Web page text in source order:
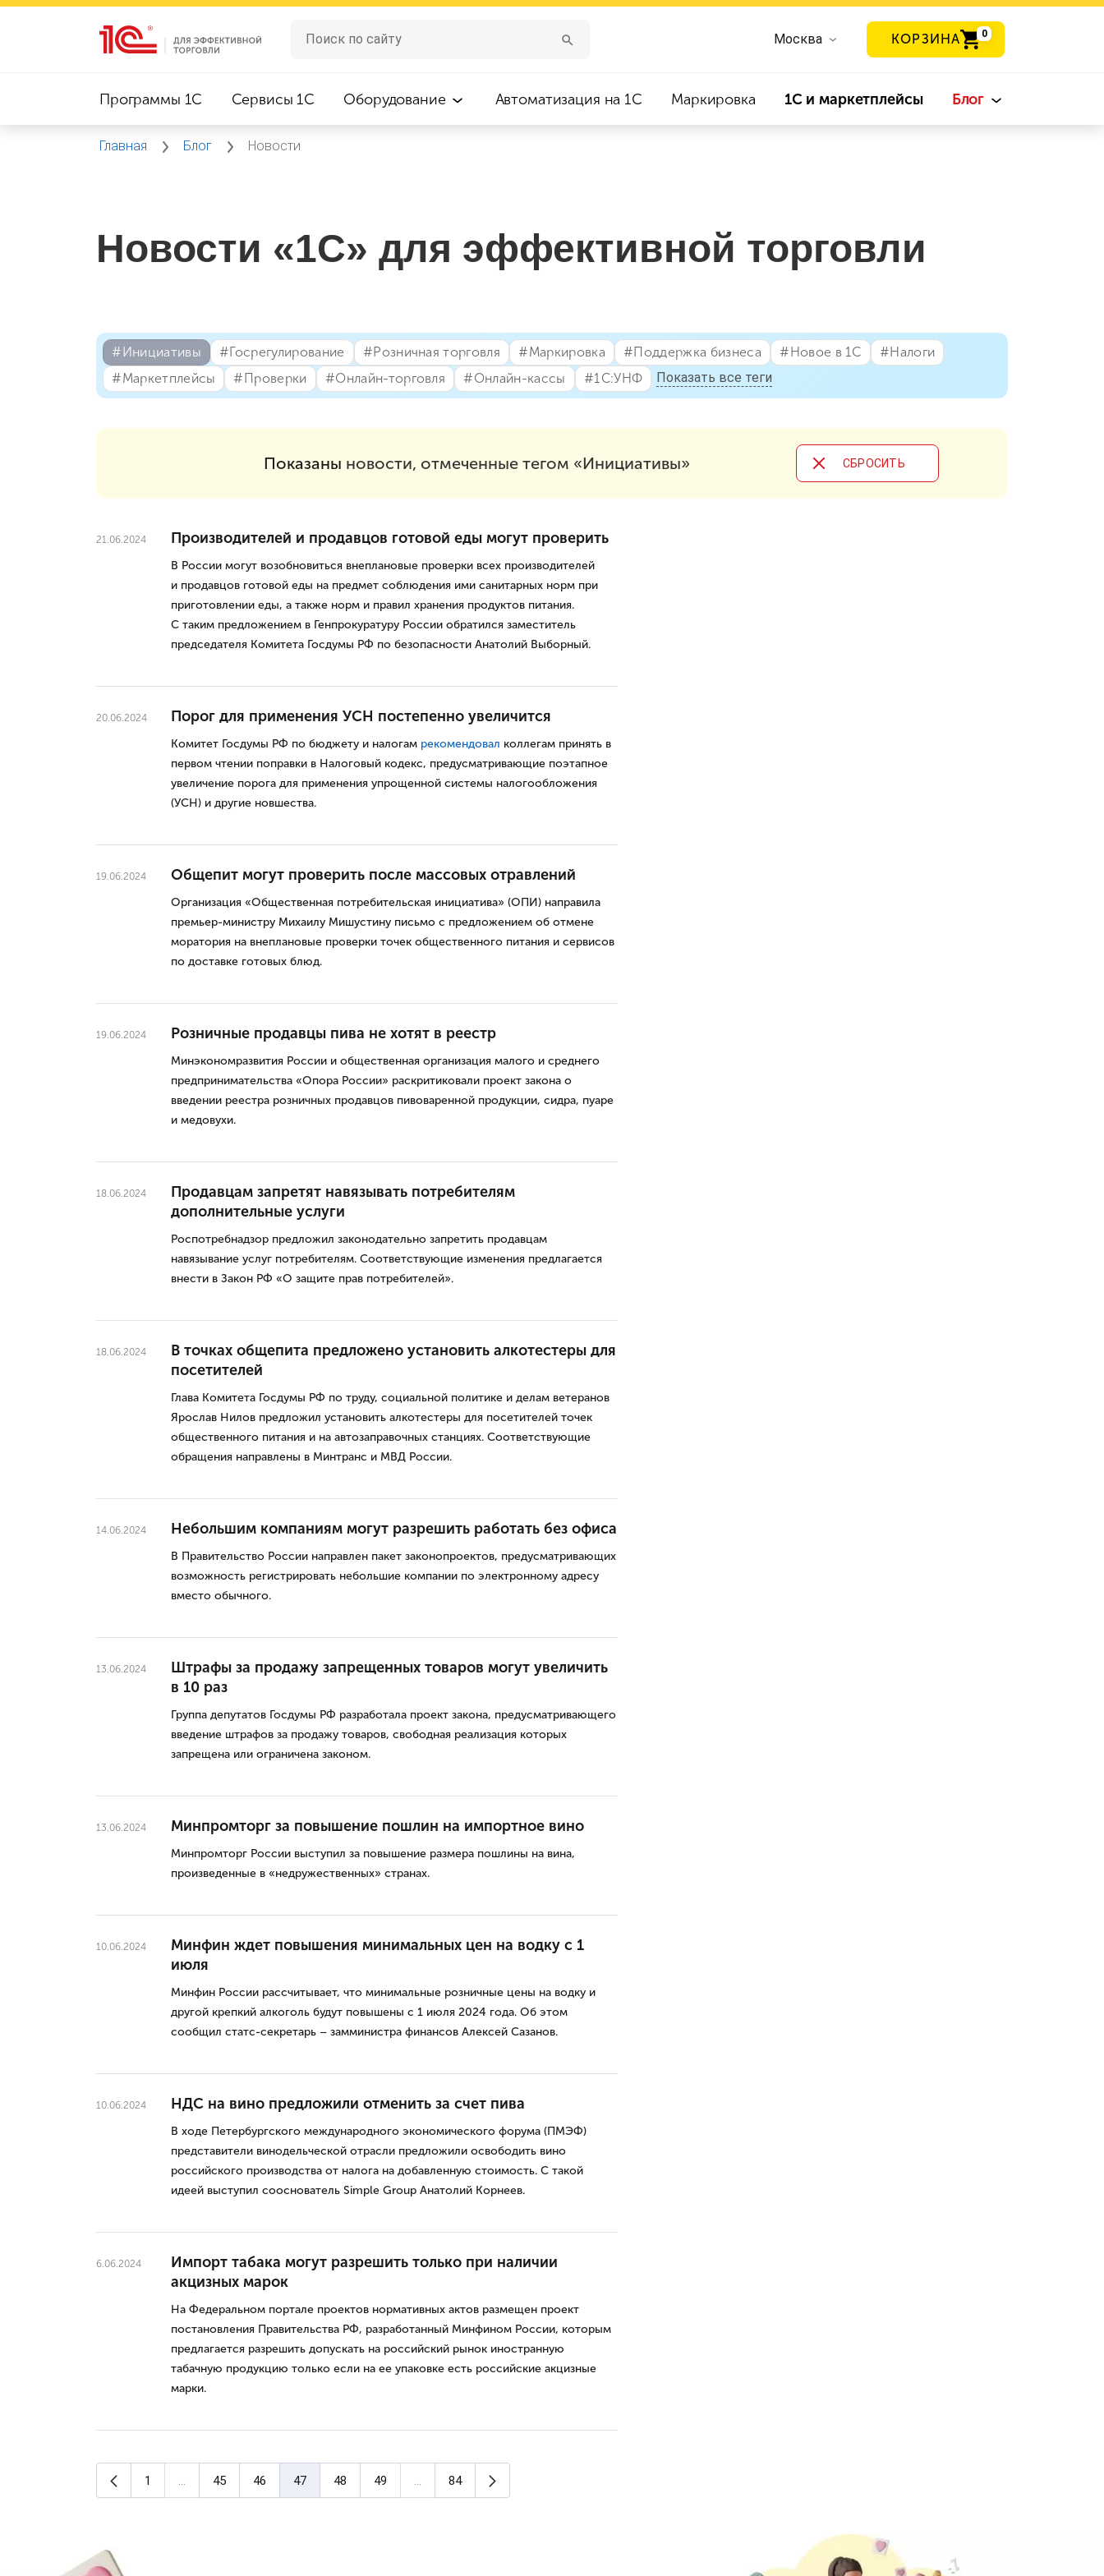
Москва КОРЗИНА 0
Программы 1C Сервисы 1C Оборудование Автоматизация на 1С Маркировка 1С и маркетплейсы Блог
Главная Блог Новости
Новости «1С» для эффективной торговли
#⁣Инициативы #⁣Госрегулирование #⁣Розничная торговля #⁣Маркировка #⁣Поддержка бизнеса #⁣Новое в 1С
#⁣Налоги
#⁣Маркетплейсы
#⁣Проверки #⁣Онлайн-торговля #⁣Онлайн-кассы #⁣1С:УНФ Показать все теги
Показаны новости, отмеченные тегом «Инициативы» CБРОСИТЬ
21.06.2024 Производителей и продавцов готовой еды могут проверить
В России могут возобновиться внеплановые проверки всех производителей
и продавцов готовой еды на предмет соблюдения ими санитарных норм при
приготовлении еды, а также норм и правил хранения продуктов питания.
С таким предложением в Генпрокуратуру России обратился заместитель
председателя Комитета Госдумы РФ по безопасности Анатолий Выборный.
20.06.2024 Порог для применения УСН постепенно увеличится
Комитет Госдумы РФ по бюджету и налогам рекомендовал коллегам принять в
первом чтении поправки в Налоговый кодекс, предусматривающие поэтапное
увеличение порога для применения упрощенной системы налогообложения
(УСН) и другие новшества.
19.06.2024 Общепит могут проверить после массовых отравлений
Организация «Общественная потребительская инициатива» (ОПИ) направила
премьер-министру Михаилу Мишустину письмо с предложением об отмене
моратория на внеплановые проверки точек общественного питания и сервисов
по доставке готовых блюд.
19.06.2024 Розничные продавцы пива не хотят в реестр
Минэкономразвития России и общественная организация малого и среднего
предпринимательства «Опора России» раскритиковали проект закона о
введении реестра розничных продавцов пивоваренной продукции, сидра, пуаре
и медовухи.
18.06.2024
Продавцам запретят навязывать потребителям
дополнительные услуги
Роспотребнадзор предложил законодательно запретить продавцам
навязывание услуг потребителям. Соответствующие изменения предлагается
внести в Закон РФ «О защите прав потребителей».
18.06.2024
В точках общепита предложено установить алкотестеры для
посетителей
Глава Комитета Госдумы РФ по труду, социальной политике и делам ветеранов
Ярослав Нилов предложил установить алкотестеры для посетителей точек
общественного питания и на автозаправочных станциях. Соответствующие
обращения направлены в Минтранс и МВД России.
14.06.2024 Небольшим компаниям могут разрешить работать без офиса
В Правительство России направлен пакет законопроектов, предусматривающих
возможность регистрировать небольшие компании по электронному адресу
вместо обычного.
13.06.2024
Штрафы за продажу запрещенных товаров могут увеличить
в 10 раз
Группа депутатов Госдумы РФ разработала проект закона, предусматривающего
введение штрафов за продажу товаров, свободная реализация которых
запрещена или ограничена законом.
13.06.2024 Минпромторг за повышение пошлин на импортное вино
Минпромторг России выступил за повышение размера пошлины на вина,
произведенные в «недружественных» странах.
10.06.2024
Минфин ждет повышения минимальных цен на водку с 1
июля
Минфин России рассчитывает, что минимальные розничные цены на водку и
другой крепкий алкоголь будут повышены с 1 июля 2024 года. Об этом
сообщил статс-секретарь – замминистра финансов Алексей Сазанов.
10.06.2024 НДС на вино предложили отменить за счет пива
В ходе Петербургского международного экономического форума (ПМЭФ)
представители винодельческой отрасли предложили освободить вино
российского производства от налога на добавленную стоимость. С такой
идеей выступил сооснователь Simple Group Анатолий Корнеев.
6.06.2024
Импорт табака могут разрешить только при наличии
акцизных марок
На Федеральном портале проектов нормативных актов размещен проект
постановления Правительства РФ, разработанный Минфином России, которым
предлагается разрешить допускать на российский рынок иностранную
табачную продукцию только если на ее упаковке есть российские акцизные
марки.
Предыдущая страница
1 45 46 47 48 49 84